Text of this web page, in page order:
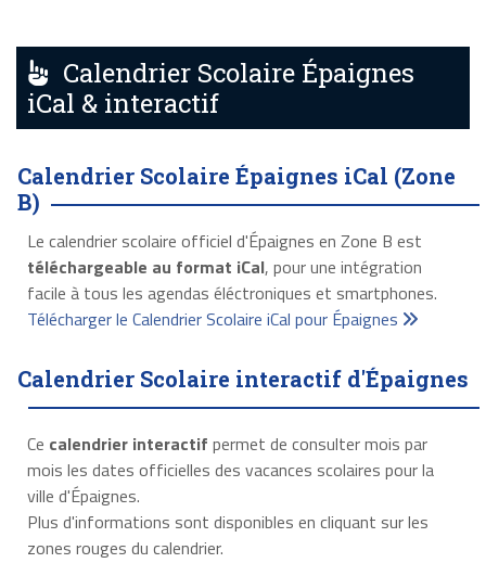
Calendrier Scolaire Épaignes
iCal & interactif
Calendrier Scolaire Épaignes iCal (Zone
B)
Le calendrier scolaire officiel d'Épaignes en Zone B est
téléchargeable au format iCal, pour une intégration
facile à tous les agendas éléctroniques et smartphones.
Télécharger le Calendrier Scolaire iCal pour Épaignes
Calendrier Scolaire interactif d'Épaignes
Ce calendrier interactif permet de consulter mois par
mois les dates officielles des vacances scolaires pour la
ville d'Épaignes.
Plus d'informations sont disponibles en cliquant sur les
zones rouges du calendrier.